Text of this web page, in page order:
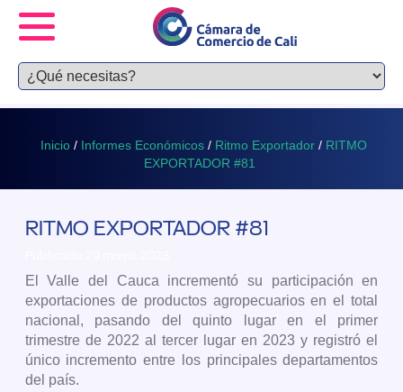
Inicio / Informes Económicos / Ritmo Exportador / RITMO
EXPORTADOR #81
RITMO EXPORTADOR #81
El Valle del Cauca incrementó su participación en
exportaciones de productos agropecuarios en el total
nacional, pasando del quinto lugar en el primer
trimestre de 2022 al tercer lugar en 2023 y registró el
único incremento entre los principales departamentos
del país.